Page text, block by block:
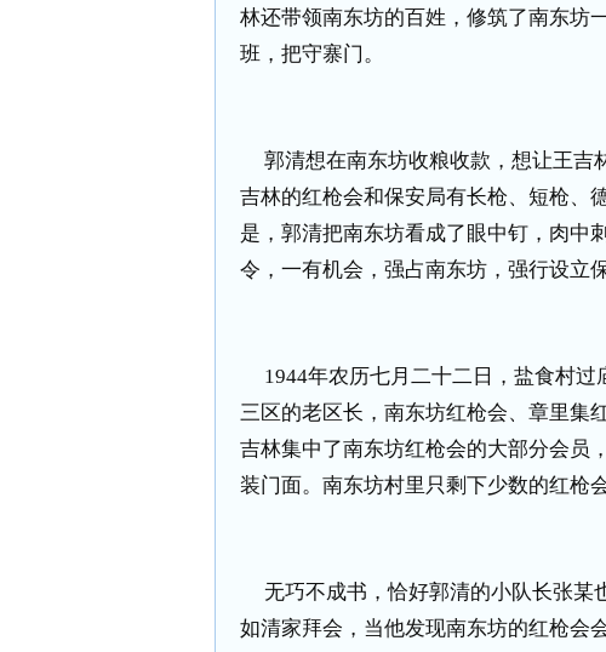
林还带领南东坊的百姓，修筑了南东坊
班，把守寨门。
郭清想在南东坊收粮收款，想让王吉
吉林的红枪会和保安局有长枪、短枪、
是，郭清把南东坊看成了眼中钉，肉中
令，一有机会，强占南东坊，强行设立
1944年农历七月二十二日，盐食村
三区的老区长，南东坊红枪会、章里集
吉林集中了南东坊红枪会的大部分会员
装门面。南东坊村里只剩下少数的红枪
无巧不成书，恰好郭清的小队长张某
如清家拜会，当他发现南东坊的红枪会